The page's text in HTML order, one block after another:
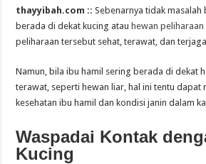
thayyibah.com ::Sebenarnya tidak
berada di dekat kucing atau hewan peliharaan
peliharaan tersebut sehat, terawat, dan
Namun, bila ibu hamil sering berada di dekat
terawat, seperti hewan liar, hal ini tentu dapat
kesehatan ibu hamil dan kondisi janin dalam
Waspadai Kontak
Kucing